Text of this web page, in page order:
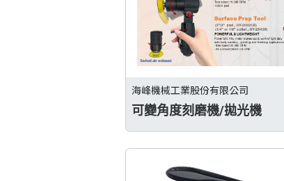
海峰機械工業股份有限公司
可變角度刻磨機/拋光機